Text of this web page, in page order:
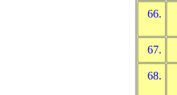
66.
67.
68.